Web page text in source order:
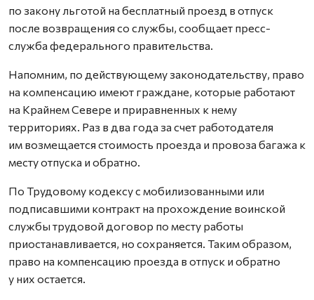
по закону льготой на бесплатный проезд в отпуск
после возвращения со службы, сообщает пресс-
служба федерального правительства.
Напомним, по действующему законодательству, право
на компенсацию имеют граждане, которые работают
на Крайнем Севере и приравненных к нему
территориях. Раз в два года за счет работодателя
им возмещается стоимость проезда и провоза багажа к
месту отпуска и обратно.
По Трудовому кодексу с мобилизованными или
подписавшими контракт на прохождение воинской
службы трудовой договор по месту работы
приостанавливается, но сохраняется. Таким образом,
право на компенсацию проезда в отпуск и обратно
у них остается.